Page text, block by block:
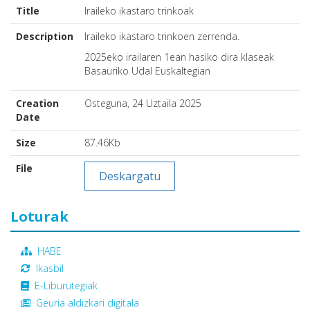
Title
Iraileko ikastaro trinkoak
Description
Iraileko ikastaro trinkoen zerrenda.
2025eko irailaren 1ean hasiko dira klaseak
Basauriko Udal Euskaltegian
Creation
Date
Osteguna, 24 Uztaila 2025
Size
87.46Kb
File
Deskargatu
Loturak
HABE
Ikasbil
E-Liburutegiak
Geuria aldizkari digitala